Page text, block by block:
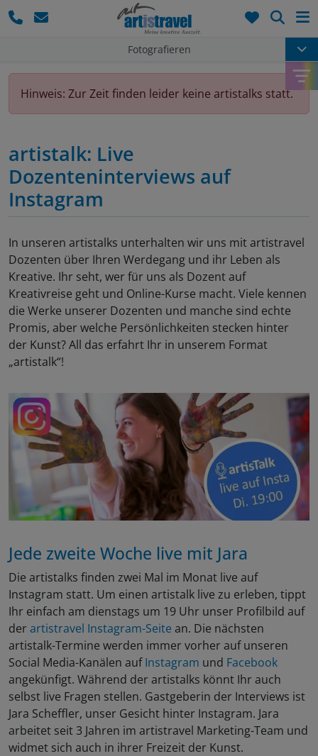
Fotografieren
Hinweis: Zur Zeit finden leider keine artistalks statt.
artistalk: Live
Dozenteninterviews auf
Instagram
In unseren artistalks unterhalten wir uns mit artistravel
Dozenten über Ihren Werdegang und ihr Leben als
Kreative. Ihr seht, wer für uns als Dozent auf
Kreativreise geht und Online-Kurse macht. Viele kennen
die Werke unserer Dozenten und manche sind echte
Promis, aber welche Persönlichkeiten stecken hinter
der Kunst? All das erfahrt Ihr in unserem Format
„artistalk“!
Jede zweite Woche live mit Jara
Die artistalks finden zwei Mal im Monat live auf
Instagram statt. Um einen artistalk live zu erleben, tippt
Ihr einfach am dienstags um 19 Uhr unser Profilbild auf
derartistravel Instagram-Seite an. Die nächsten
artistalk-Termine werden immer vorher auf unseren
Social Media-Kanälen aufInstagram und Facebook
angekünfigt. Während der artistalks könnt Ihr auch
selbst live Fragen stellen. Gastgeberin der Interviews ist
Jara Scheffler, unser Gesicht hinter Instagram. Jara
arbeitet seit 3 Jahren im artistravel Marketing-Team und
widmet sich auch in ihrer Freizeit der Kunst.